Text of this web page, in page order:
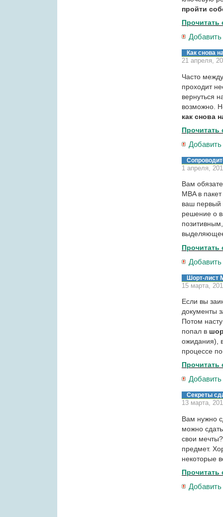
пройти
Прочитать
Как снова
21 апреля,
Часто
проходит
вернуться
возможно.
как снова
Прочитать
1 апреля,
Вам
MBA в
ваш первый
решение о
Прочитать
Шорт-лист
15 марта,
Если вы
документы
Потом
попал в
ожидания),
процессе
Прочитать
Секреты
13 марта,
Вам нужно
можно
свои
предмет.
некоторые
Прочитать